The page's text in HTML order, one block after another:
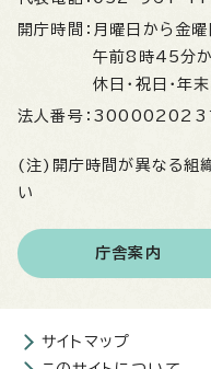
開庁時間： 月曜日から金
午前8時45分
休日・祝日・年
法人番号：
(注)開庁時間が異なる組
い
庁舎案内
サイトマップ